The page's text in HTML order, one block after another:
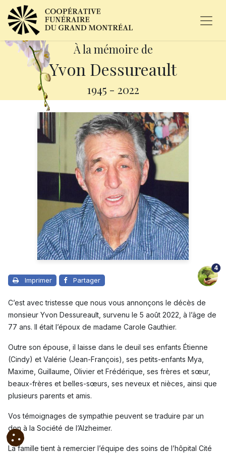
À la mémoire de
Yvon Dessureault
1945 - 2022
Imprimer Partager
4
C’est avec tristesse que nous vous annonçons le décès de
monsieur Yvon Dessureault, survenu le 5 août 2022, à l’âge de
77 ans. Il était l’époux de madame Carole Gauthier.
Outre son épouse, il laisse dans le deuil ses enfants Étienne
(Cindy) et Valérie (Jean-François), ses petits-enfants Mya,
Maxime, Guillaume, Olivier et Frédérique, ses frères et sœur,
beaux-frères et belles-sœurs, ses neveux et nièces, ainsi que
plusieurs parents et amis.
Vos témoignages de sympathie peuvent se traduire par un
don à la Société de l’Alzheimer.
La famille tient à remercier l’équipe des soins de l’hôpital Cité